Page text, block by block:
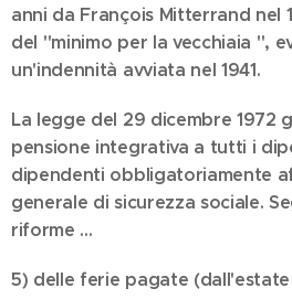
anni da François Mitterrand nel
del "minimo per la vecchiaia ",
un'indennità avviata nel 1941.
La legge del 29 dicembre 1972
pensione integrativa a tutti i
dipendenti obbligatoriamente
generale di sicurezza sociale.
riforme ...
5) delle ferie pagate (dall'estate